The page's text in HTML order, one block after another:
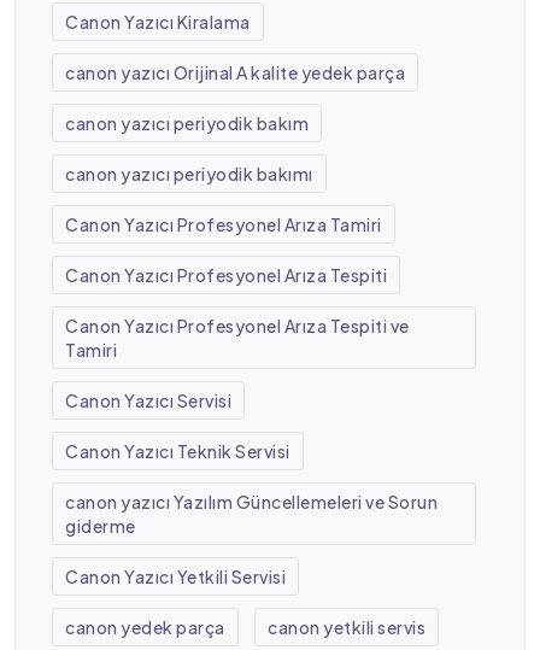
Canon Yazıcı Kiralama
canon yazıcı Orijinal A kalite yedek parça
canon yazıcı periyodik bakım
canon yazıcı periyodik bakımı
Canon Yazıcı Profesyonel Arıza Tamiri
Canon Yazıcı Profesyonel Arıza Tespiti
Canon Yazıcı Profesyonel Arıza Tespiti ve
Tamiri
Canon Yazıcı Servisi
Canon Yazıcı Teknik Servisi
canon yazıcı Yazılım Güncellemeleri ve Sorun
giderme
Canon Yazıcı Yetkili Servisi
canon yedek parça canon yetkili servis